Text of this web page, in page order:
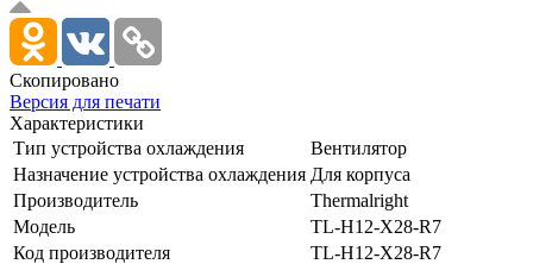
Скопировано
Версия для печати
Характеристики
Тип устройства охлаждения
Вентилятор
Назначение устройства охлаждения Для корпуса
Производитель
Thermalright
Модель
TL-H12-X28-R7
Код производителя
TL-H12-X28-R7